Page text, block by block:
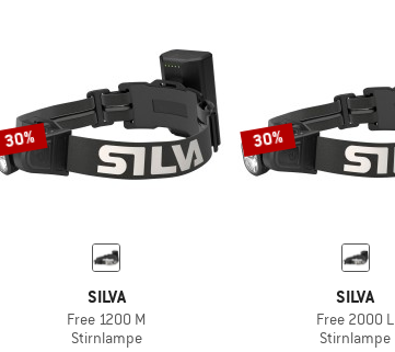
30%
SILVA
Free 1200 M
Stirnlampe
30%
SILVA
Free 2000 L
Stirnlampe